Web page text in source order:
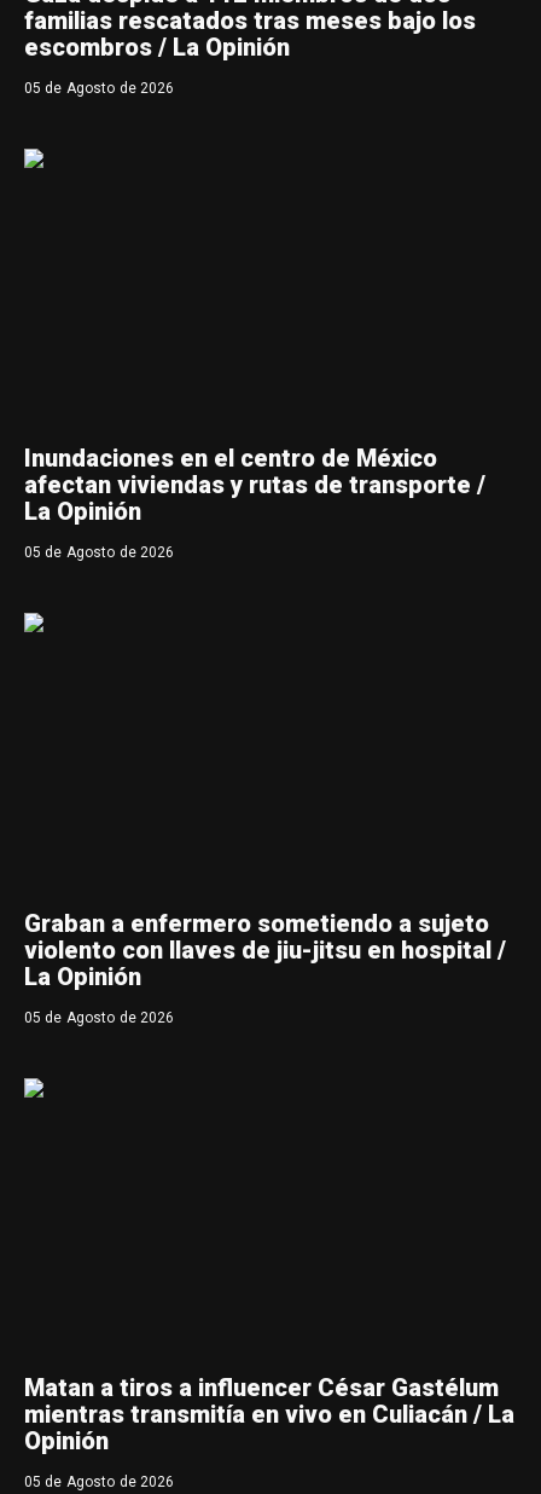
familias rescatados tras meses bajo los
escombros / La Opinión
05 de Agosto de 2026
Inundaciones en el centro de México
afectan viviendas y rutas de transporte /
La Opinión
05 de Agosto de 2026
Graban a enfermero sometiendo a sujeto
violento con llaves de jiu-jitsu en hospital /
La Opinión
05 de Agosto de 2026
Matan a tiros a influencer César Gastélum
mientras transmitía en vivo en Culiacán / La
Opinión
05 de Agosto de 2026